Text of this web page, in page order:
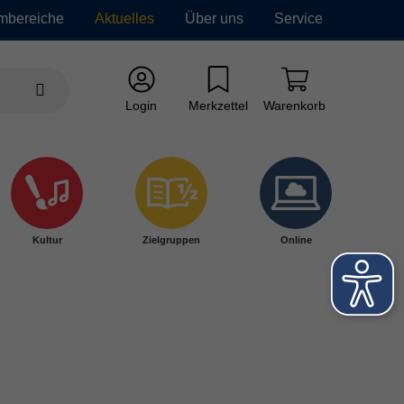
Aktuelles Über uns Service
Login Merkzettel Warenkorb
Kultur Zielgruppen Online